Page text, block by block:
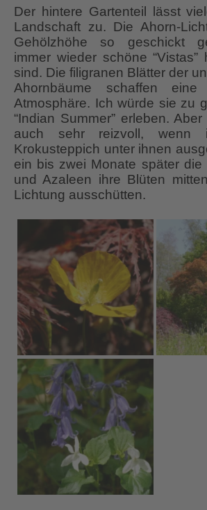
Der hintere Gartenteil lässt
Landschaft zu. Die Ahorn-
Gehölzhöhe so geschickt
immer wieder schöne “Vistas”
sind. Die filigranen Blätter der
Ahornbäume schaffen
Atmosphäre. Ich würde sie zu
“Indian Summer” erleben.
auch sehr reizvoll, wenn
Krokusteppich unter ihnen
ein bis zwei Monate später die
und Azaleen ihre Blüten
Lichtung ausschütten.